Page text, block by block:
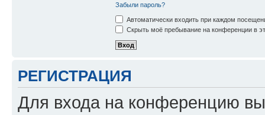
Забыли пароль?
Автоматически входить при каждом
Скрыть моё пребывание на конференции в
РЕГИСТРАЦИЯ
Для входа на конференцию